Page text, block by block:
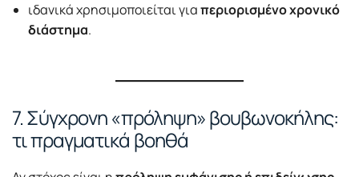
ιδανικά χρησιμοποιείται γιαπεριορισμένο χρονικό
διάστημα.
7. Σύγχρονη «πρόληψη» βουβωνοκήλης:
τι πραγματικά βοηθά